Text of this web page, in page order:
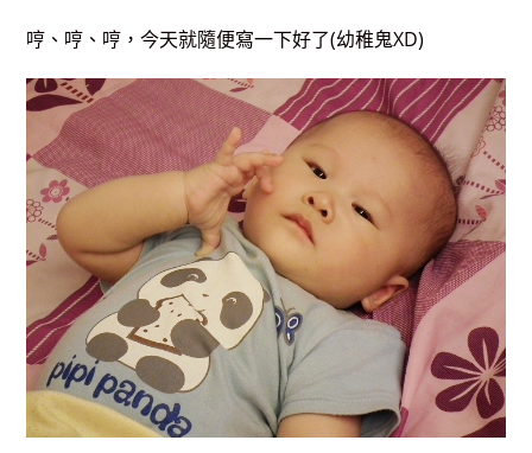
哼、哼、 哼，今天就隨便寫一下好了(幼稚鬼XD)